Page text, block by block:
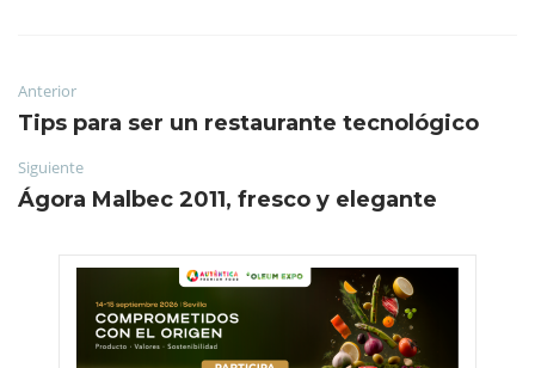
Anterior
Tips para ser un restaurante tecnológico
Siguiente
Ágora Malbec 2011, fresco y elegante